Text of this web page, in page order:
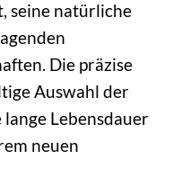
seine natürliche
Die präzise
Auswahl der
Lebensdauer
neuen